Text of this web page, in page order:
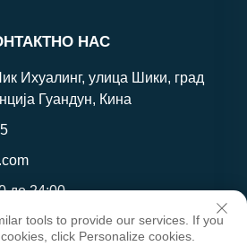
НАС
Ихуалинг, улица Шики, град
Гуандун, Кина
до 24:00
tools to provide our services. If you
click Personalize cookies.